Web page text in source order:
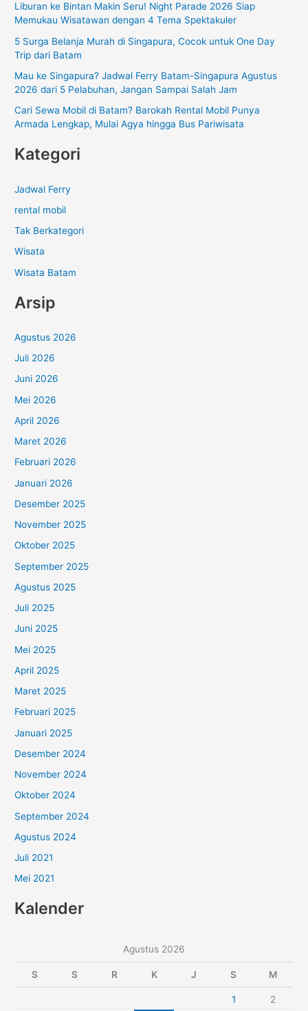
tLiburan ke Bintan Makin Seru! Night Parade 2026 Siap
Memukau Wisatawan dengan 4 Tema Spektakuler
5 Surga Belanja Murah di Singapura, Cocok untuk One Day
Trip dari Batam
Mau ke Singapura? Jadwal Ferry Batam-Singapura Agustus
2026 dari 5 Pelabuhan, Jangan Sampai Salah Jam
Cari Sewa Mobil di Batam? Barokah Rental Mobil Punya
Armada Lengkap, Mulai Agya hingga Bus Pariwisata
Kategori
Jadwal Ferry
rental mobil
Tak Berkategori
Wisata
Wisata Batam
Arsip
Agustus 2026
Juli 2026
Juni 2026
Mei 2026
April 2026
Maret 2026
Februari 2026
Januari 2026
Desember 2025
November 2025
Oktober 2025
September 2025
Agustus 2025
Juli 2025
Juni 2025
Mei 2025
April 2025
Maret 2025
Februari 2025
Januari 2025
Desember 2024
November 2024
Oktober 2024
September 2024
Agustus 2024
Juli 2021
Mei 2021
Kalender
Agustus 2026
S S R K J S M
1 2